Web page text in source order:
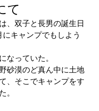
て
、双子と長男の誕生日
キャンプでもしよう
なっていた。
砂漠のど真ん中に土地
、そこでキャンプをす
。